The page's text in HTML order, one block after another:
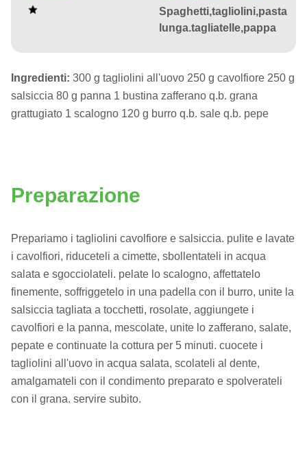
Spaghetti,tagliolini,pasta
lunga.tagliatelle,pappa
Ingredienti: 300 g tagliolini all'uovo 250 g cavolfiore 250 g
salsiccia 80 g panna 1 bustina zafferano q.b. grana
grattugiato 1 scalogno 120 g burro q.b. sale q.b. pepe
Preparazione
Prepariamo i tagliolini cavolfiore e salsiccia. pulite e lavate
i cavolfiori, riduceteli a cimette, sbollentateli in acqua
salata e sgocciolateli. pelate lo scalogno, affettatelo
finemente, soffriggetelo in una padella con il burro, unite la
salsiccia tagliata a tocchetti, rosolate, aggiungete i
cavolfiori e la panna, mescolate, unite lo zafferano, salate,
pepate e continuate la cottura per 5 minuti. cuocete i
tagliolini all'uovo in acqua salata, scolateli al dente,
amalgamateli con il condimento preparato e spolverateli
con il grana. servire subito.